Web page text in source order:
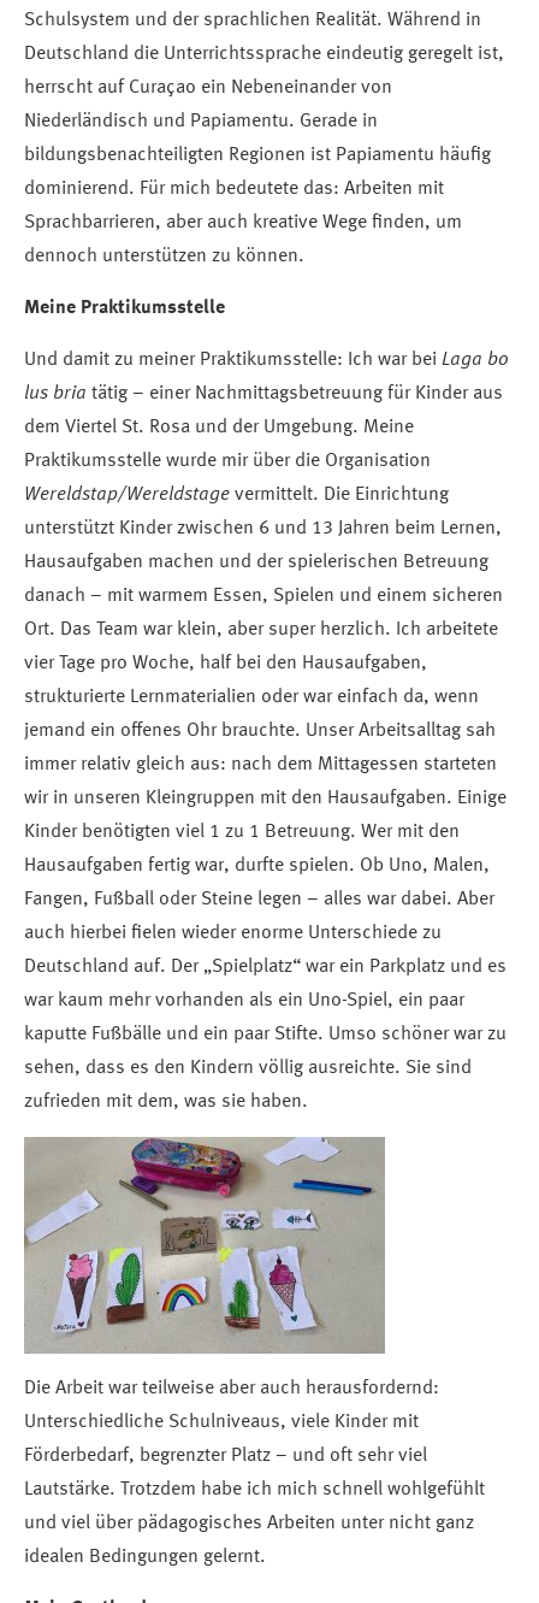
Schulsystem und der sprachlichen Realität. Während in
Deutschland die Unterrichtssprache eindeutig geregelt ist,
herrscht auf Curaçao ein Nebeneinander von
Niederländisch und Papiamentu. Gerade in
bildungsbenachteiligten Regionen ist Papiamentu häufig
dominierend. Für mich bedeutete das: Arbeiten mit
Sprachbarrieren, aber auch kreative Wege finden, um
dennoch unterstützen zu können.
Meine Praktikumsstelle
Und damit zu meiner Praktikumsstelle: Ich war bei Laga bo
lus bria tätig – einer Nachmittagsbetreuung für Kinder aus
dem Viertel St. Rosa und der Umgebung. Meine
Praktikumsstelle wurde mir über die Organisation
Wereldstap/Wereldstage vermittelt. Die Einrichtung
unterstützt Kinder zwischen 6 und 13 Jahren beim Lernen,
Hausaufgaben machen und der spielerischen Betreuung
danach – mit warmem Essen, Spielen und einem sicheren
Ort. Das Team war klein, aber super herzlich. Ich arbeitete
vier Tage pro Woche, half bei den Hausaufgaben,
strukturierte Lernmaterialien oder war einfach da, wenn
jemand ein offenes Ohr brauchte. Unser Arbeitsalltag sah
immer relativ gleich aus: nach dem Mittagessen starteten
wir in unseren Kleingruppen mit den Hausaufgaben. Einige
Kinder benötigten viel 1 zu 1 Betreuung. Wer mit den
Hausaufgaben fertig war, durfte spielen. Ob Uno, Malen,
Fangen, Fußball oder Steine legen – alles war dabei. Aber
auch hierbei fielen wieder enorme Unterschiede zu
Deutschland auf. Der „Spielplatz“ war ein Parkplatz und es
war kaum mehr vorhanden als ein Uno-Spiel, ein paar
kaputte Fußbälle und ein paar Stifte. Umso schöner war zu
sehen, dass es den Kindern völlig ausreichte. Sie sind
zufrieden mit dem, was sie haben.
Die Arbeit war teilweise aber auch herausfordernd:
Unterschiedliche Schulniveaus, viele Kinder mit
Förderbedarf, begrenzter Platz – und oft sehr viel
Lautstärke. Trotzdem habe ich mich schnell wohlgefühlt
und viel über pädagogisches Arbeiten unter nicht ganz
idealen Bedingungen gelernt.